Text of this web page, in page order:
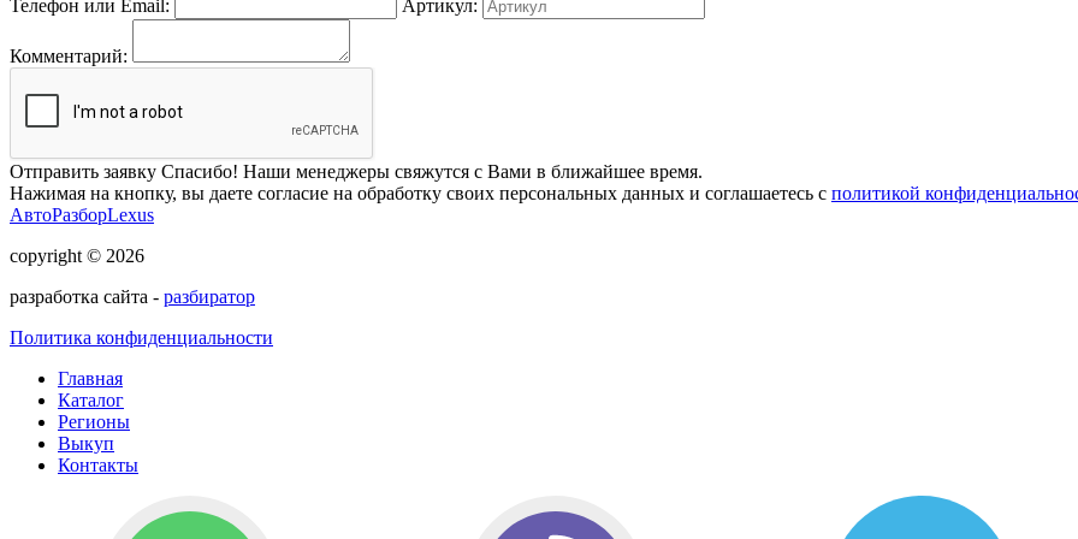
Телефон или Email:
Артикул:
Комментарий:
Отправить заявку Спасибо! Наши менеджеры свяжутся с Вами в ближайшее время.
Нажимая на кнопку, вы даете согласие на обработку своих персональных данных и соглашаетесь с политикой
АвтоРазборLexus
copyright © 2026
разработка сайта - разбиратор
Политика конфиденциальности
Главная
Каталог
Регионы
Выкуп
Контакты